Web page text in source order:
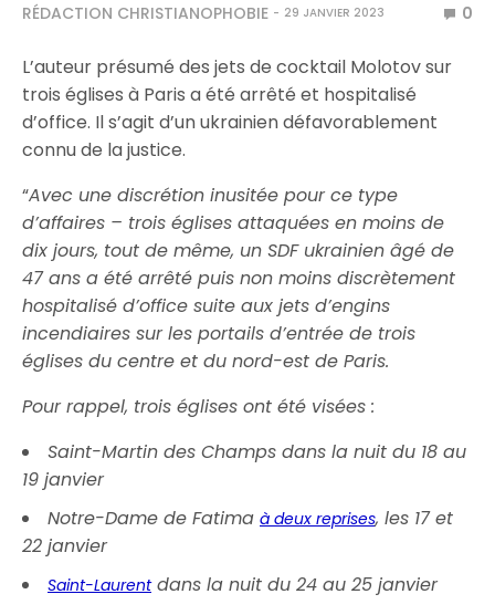
RÉDACTION CHRISTIANOPHOBIE 29 JANVIER 2023 0
L’auteur présumé des jets de cocktail Molotov sur
trois églises à Paris a été arrêté et hospitalisé
d’office. Il s’agit d’un ukrainien défavorablement
connu de la justice.
“Avec une discrétion inusitée pour ce type
d’affaires – trois églises attaquées en moins de
dix jours, tout de même, un SDF ukrainien âgé de
47 ans a été arrêté puis non moins discrètement
hospitalisé d’office suite aux jets d’engins
incendiaires sur les portails d’entrée de trois
églises du centre et du nord-est de Paris.
Pour rappel, trois églises ont été visées :
Saint-Martin des Champs dans la nuit du 18 au
19 janvier
Notre-Dame de Fatima à deux reprises, les 17 et
22 janvier
Saint-Laurentdans la nuit du 24 au 25 janvier